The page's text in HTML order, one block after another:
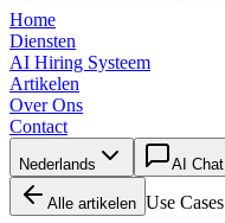
Home
Diensten
AI Hiring Systeem
Artikelen
Over Ons
Contact
Nederlands AI Chat
Alle artikelen Use Cases